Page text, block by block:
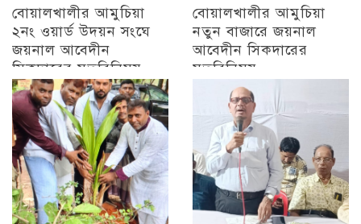
বোয়ালখালীর আমুচিয়া
২নং ওয়ার্ড উদয়ন সংঘে
জয়নাল আবেদীন
সিকদারের মতবিনিময়
অন্যান্য
বোয়ালখালীর আমুচিয়া
নতুন বাজারে জয়নাল
আবেদীন সিকদারের
মতবিনিময়
চট্টগ্রাম